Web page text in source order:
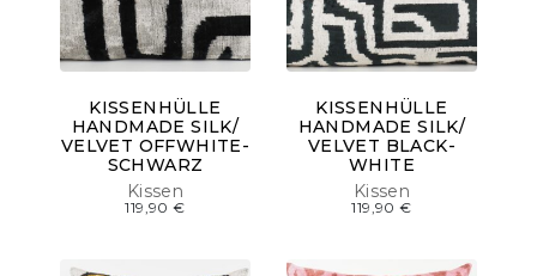
Kissen
KISSENHÜLLE
HANDMADE SILK/
VELVET OFFWHITE-
SCHWARZ
119,90€
Kissen
KISSENHÜLLE
HANDMADE SILK/
VELVET BLACK-
WHITE
119,90€